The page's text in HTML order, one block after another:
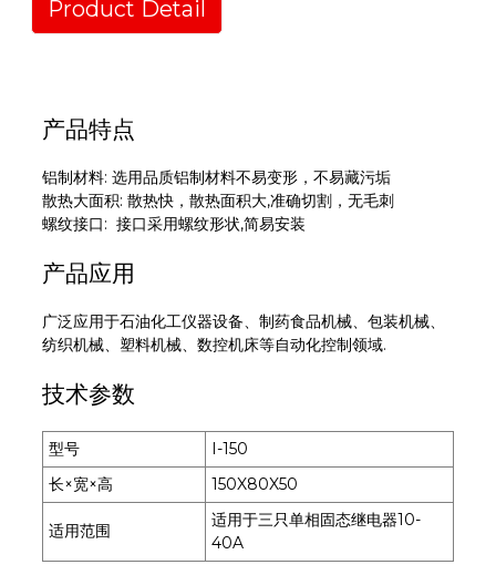
Product Detail
产品特点
铝制材料: 选用品质铝制材料不易变形，不易藏污垢
散热大面积: 散热快，散热面积大,准确切割，无毛刺
螺纹接口: 接口采用螺纹形状,简易安装
产品应用
广泛应用于石油化工仪器设备、制药食品机械、包装机械、
纺织机械、塑料机械、数控机床等自动化控制领域.
技术参数
型号
I-150
长×宽×高
150X80X50
适用范围
适用于三只单相固态继电器10-
40A